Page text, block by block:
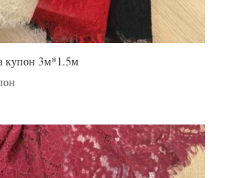
купон 3м*1.5м